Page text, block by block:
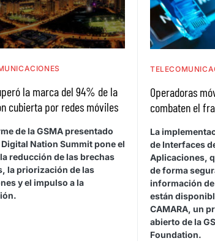
la marca del 94% de la
cubierta por redes móviles
de la GSMA presentado
Nation Summit pone el
reducción de las brechas
la priorización de las
y el impulso a la
Operadoras
combaten el
La
de Interfaces
Aplicaciones,
de forma
información de
están
CAMARA, un
abierto de la
Foundation.